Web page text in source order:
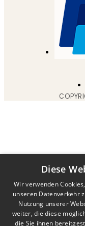
Diese
Wir verwenden
unseren Datenverkehr
Nutzung unserer
weiter, die diese
die Sie ihnen